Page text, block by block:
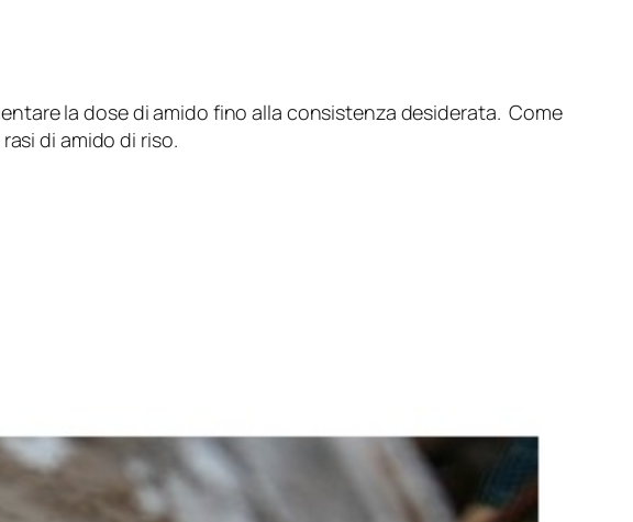
la dose di amido fino alla consistenza desiderata. Come
di amido di riso.